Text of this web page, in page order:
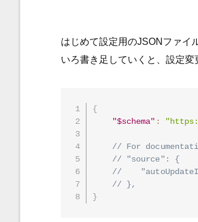
はじめて設定用のJSONファイ
いろ書き足していくと、設定変
{
"$schema" :
// For
// "source": {
//
// },
}